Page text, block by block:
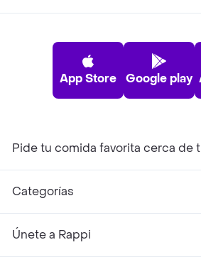
App Store Google play
Pide tu comida favorita cerca de
Categorías
Únete a Rappi